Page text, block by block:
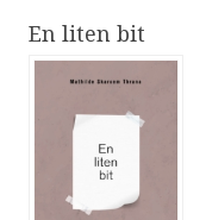
En liten bit